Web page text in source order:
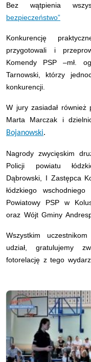
Bez wątpienia
bezpieczeństwo”
Konkurencję
przygotowali i
Komendy PSP –mł.
Tarnowski, którzy
konkurencji.
W jury zasiadał również
Marta Marczak i
Bojanowski.
Nagrody zwycięskim
Policji powiatu
Dąbrowski, I Zastępca
łódzkiego
Powiatowy PSP w
oraz Wójt Gminy
Wszystkim
udział, gratulujemy
fotorelację z tego